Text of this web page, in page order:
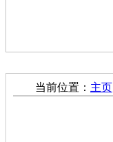
当前位置： 主页